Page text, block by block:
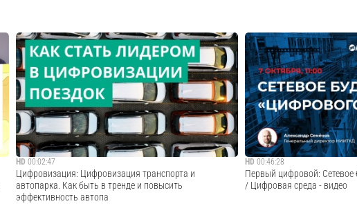
Уже с января следующего года перевозчикам и
транспортным компаниям предложат перейти на
электронный документооборотТранспортная отрасль
активно цифровизируется. Например, для пересечения
границы уже используется биометрия, которая делает
пр...
Cмотреть видео
Беспилотные системы —
уже сейчас. Заместитель
АО «НИИАС» (РЖД) Павел
внедрения беспилотного
тран...
HD 00:02:47
Цифровизация: Цифровизация транспорта и
автопарка. Как быть в тренде и повысить
эффективность автопа
HD 00:46:28
Первый цифровой: Сетевое
/ Цифровая среда - видео